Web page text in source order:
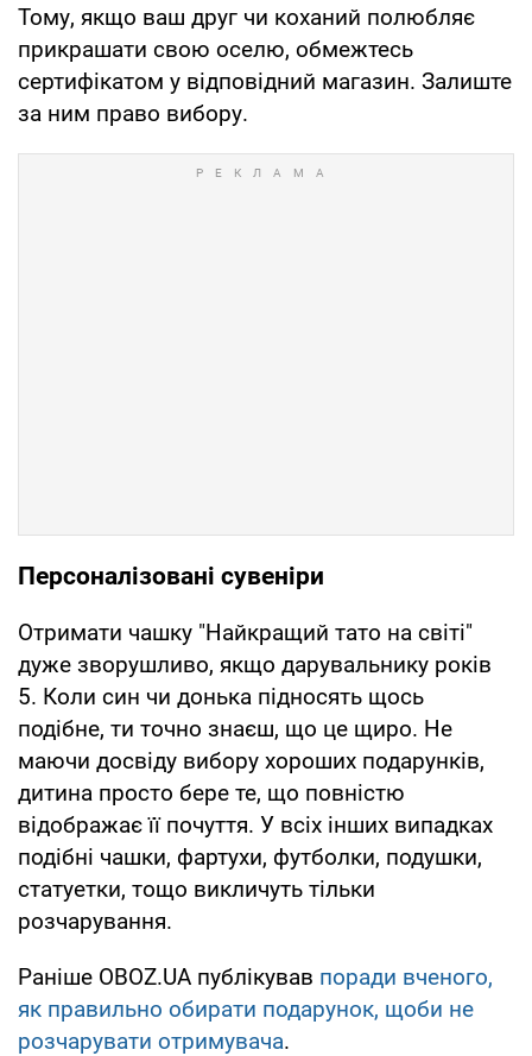
Тому, якщо ваш друг чи коханий полюбляє
прикрашати свою оселю, обмежтесь
сертифікатом у відповідний магазин. Залиште
за ним право вибору.
Персоналізовані сувеніри
Отримати чашку "Найкращий тато на світі"
дуже зворушливо, якщо дарувальнику років
5. Коли син чи донька підносять щось
подібне, ти точно знаєш, що це щиро. Не
маючи досвіду вибору хороших подарунків,
дитина просто бере те, що повністю
відображає її почуття. У всіх інших випадках
подібні чашки, фартухи, футболки, подушки,
статуетки, тощо викличуть тільки
розчарування.
Раніше OBOZ.UA публікував поради вченого,
як правильно обирати подарунок, щоби не
розчарувати отримувача.